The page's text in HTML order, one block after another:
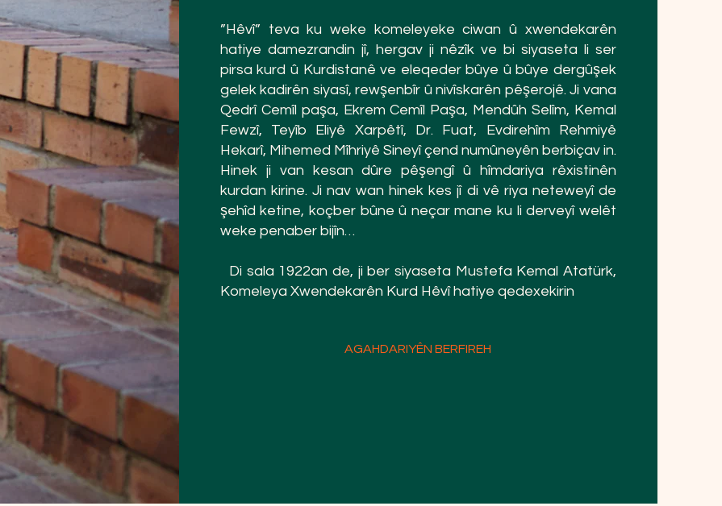
”Hêvî” teva ku weke komeleyeke ciwan û xwendekarên
hatiye damezrandin jî, hergav ji nêzîk ve bi siyaseta li ser
pirsa kurd û Kurdistanê ve eleqeder bûye û bûye dergûşek
gelek kadirên siyasî, rewşenbîr û nivîskarên pêşerojê. Ji vana
Qedrî Cemîl paşa, Ekrem Cemîl Paşa, Mendûh Selîm, Kemal
Fewzî, Teyîb Eliyê Xarpêtî, Dr. Fuat, Evdirehîm Rehmiyê
Hekarî, Mihemed Mîhriyê Sineyî çend numûneyên berbiçav in.
Hinek ji van kesan dûre pêşengî û hîmdariya rêxistinên
kurdan kirine. Ji nav wan hinek kes jî di vê riya neteweyî de
şehîd ketine, koçber bûne û neçar mane ku li derveyî welêt
weke penaber bijîn…
Di sala 1922an de, ji ber siyaseta Mustefa Kemal Atatürk,
Komeleya Xwendekarên Kurd Hêvî hatiye qedexekirin
AGAHDARIYÊN BERFIREH